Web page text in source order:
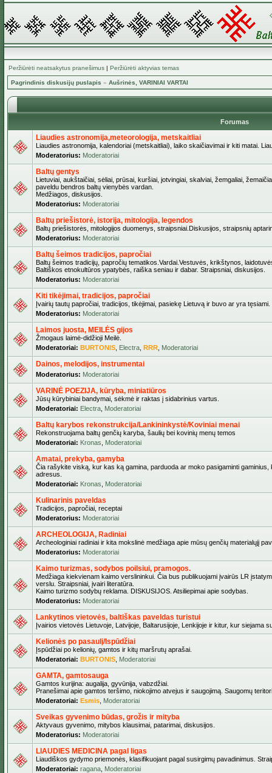
Peržiūrėti neatsakytus pranešimus | Peržiūrėti aktyvias temas
Pagrindinis diskusijų puslapis » Aušrinės, VARINIAI VARTAI
Forumas
Liaudies astronomija,meteorologija, metskaitliai
Liaudies astronomija, kalendoriai (metskaitliai), laiko skaičiavimai ir kiti matai.
Moderatorius: Moderatoriai
Baltų gentys
Lietuviai, aukštaičiai, sėliai, prūsai, kuršiai, jotvingiai, skalviai, žemgaliai,
paveldu bendros baltų vienybės vardan.
Medžiagos, diskusijos.
Moderatorius: Moderatoriai
Baltų priešistorė, istorija, mitologija, legendos
Baltų priešistorės, mitologijos duomenys, straipsniai.Diskusijos, straipsnių
Moderatorius: Moderatoriai
Baltų šeimos tradicijos, papročiai
Baltų šeimos tradicijų, papročių tematikos.Vardai.Vestuvės, krikštynos,
Baltiškos etnokultūros ypatybės, raiška seniau ir dabar. Straipsniai, diskusijos.
Moderatorius: Moderatoriai
Kiti tikėjimai, tradicijos, papročiai
Įvairių tautų papročiai, tradicijos, tikėjimai, pasiekę Lietuvą ir buvo ar yra tęsiami.
Moderatorius: Moderatoriai
Laimos juosta, MEILĖS gijos
Žmogaus laimė-didžioji Meilė.
Moderatoriai: BURTONIS Electra RRR Moderatoriai
Dainos, melodijos, instrumentai
Moderatorius: Moderatoriai
VARINĖ POEZIJA, kūryba, miniatiūros
Jūsų kūrybiniai bandymai, sėkmė ir raktas į sidabrinius vartus.
Moderatoriai: Electra Moderatoriai
Baltų karybos rekonstrukcija/Lankininkystė/Koviniai menai
Rekonstruojama baltų genčių karyba, šaulių bei kovinių menų temos
Moderatoriai: Kronas Moderatoriai
Amatai, prekyba, gamyba
Čia rašykite viską, kur kas ką gamina, parduoda ar moko pasigaminti
adresus.
Moderatoriai: Kronas Moderatoriai
Kulinarinis paveldas
Tradicijos, papročiai, receptai
Moderatorius: Moderatoriai
ARCHEOLOGIJA, Radiniai
Archeologiniai radiniai ir kita mokslinė medžiaga apie mūsų genčių materialųjį
Moderatorius: Moderatoriai
Kaimo turizmas, sodybos poilsiui, pramogos.
Medžiaga kiekvienam kaimo verslininkui. Čia bus publikuojami įvairūs LR
verslu. Straipsniai, įvairi literatūra.
Kaimo turizmo sodybų reklama. DISKUSIJOS. Atsiliepimai apie sodybas.
Moderatorius: Moderatoriai
Lankytinos vietovės, baltiškas paveldas turistui
Įvairios vietovės Lietuvoje, Latvijoje, Baltarusijoje, Lenkijoje ir kitur, kur siejama
Kelionės po pasaulį/Ispūdžiai
Įspūdžiai po kelionių, gamtos ir kitų maršrutų aprašai.
Moderatoriai: BURTONIS Moderatoriai
GAMTA, gamtosauga
Gamtos kurijina: augalija, gyvūnija, vabzdžiai.
Pranešimai apie gamtos teršimo, niokojimo atvejus ir saugojimą. Saugomų
Moderatoriai: Esmis Moderatoriai
Sveikas gyvenimo būdas, grožis ir mityba
Aktyvaus gyvenimo, mitybos klausimai, patarimai, diskusijos.
Moderatorius: Moderatoriai
LIAUDIES MEDICINA pagal ligas
Liaudiškos gydymo priemonės, klasifikuojant pagal susirgimų pavadinimus.
Moderatoriai: ragana Moderatoriai